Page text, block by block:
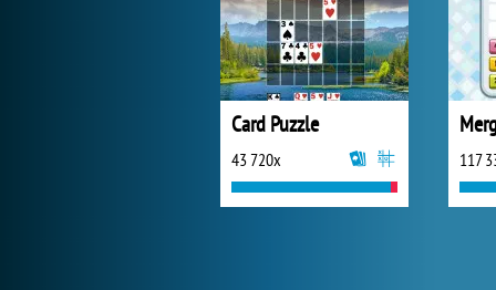
Card Puzzle
43 720x 117